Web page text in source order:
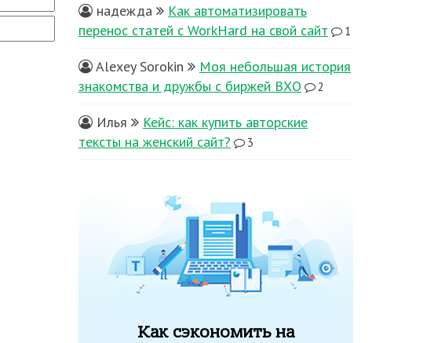
надежда
Как автоматизировать
перенос статей с WorkHard на свой сайт
1
Alexey Sorokin
Моя небольшая история
знакомства и дружбы с биржей ВХО
2
Илья
Кейс: как купить авторские
тексты на женский сайт?
3
Как сэкономить на